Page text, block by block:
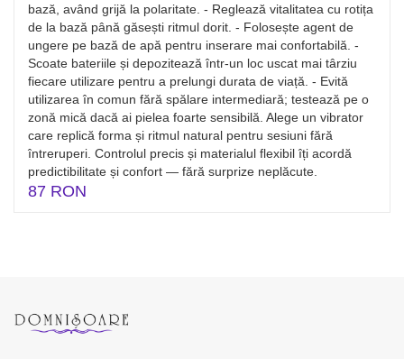
bază, având grijă la polaritate. - Reglează vitalitatea cu rotița
de la bază până găsești ritmul dorit. - Folosește agent de
ungere pe bază de apă pentru inserare mai confortabilă. -
Scoate bateriile și depozitează într-un loc uscat mai târziu
fiecare utilizare pentru a prelungi durata de viață. - Evită
utilizarea în comun fără spălare intermediară; testează pe o
zonă mică dacă ai pielea foarte sensibilă. Alege un vibrator
care replică forma și ritmul natural pentru sesiuni fără
întreruperi. Controlul precis și materialul flexibil îți acordă
predictibilitate și confort — fără surprize neplăcute.
87 RON